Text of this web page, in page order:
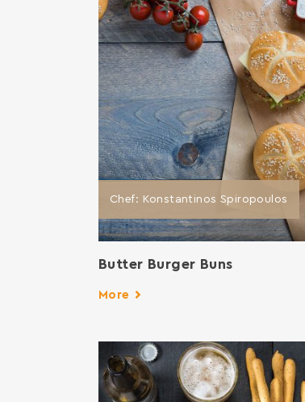
Chef: Konstantinos Spiropoulos
Butter Burger Buns
More